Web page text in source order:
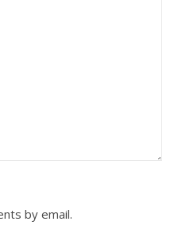
by email.